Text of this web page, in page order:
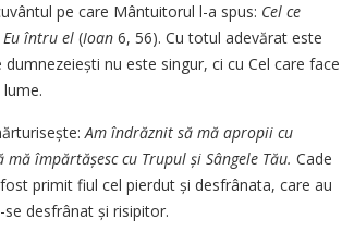
pe care Mântuitorul l-a spus: Cel ce
întru el (Ioan 6, 56). Cu totul adevărat este
nu este singur, ci cu Cel care face
Am îndrăznit să mă apropii cu
împărtășesc cu Trupul și Sângele Tău. Cade
primit fiul cel pierdut și desfrânata, care au
desfrânat și risipitor.